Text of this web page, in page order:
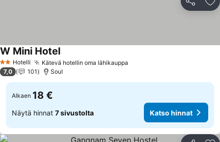
Jaa
2 Tähtiluokitus
Hotelli Kätevä hotellin oma lähikauppa
W Mini Hotel
7,0 101 Soul
Alkaen 18 €
Näytä hinnat 7 sivustolta Katso hinnat